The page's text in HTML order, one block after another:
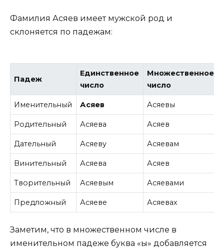
Фамилия Асяев имеет мужской род и
склоняется по падежам:
Падеж
Единственное
число
Множественное
число
Именительный Асяев Асяевы
Родительный Асяева Асяев
Дательный Асяеву Асяевам
Винительный Асяева Асяев
Творительный Асяевым Асяевами
Предложный Асяеве Асяевах
Заметим, что в множественном числе в
именительном падеже буква «ы» добавляется